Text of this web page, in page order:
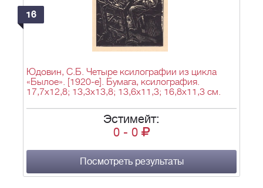
16
Юдовин, С.Б. Четыре ксилографии из цикла
«Былое». [1920-е]. Бумага, ксилография.
17,7х12,8; 13,3х13,8; 13,6х11,3; 16,8х11,3 см.
Эстимейт:
0 - 0
Посмотреть результаты